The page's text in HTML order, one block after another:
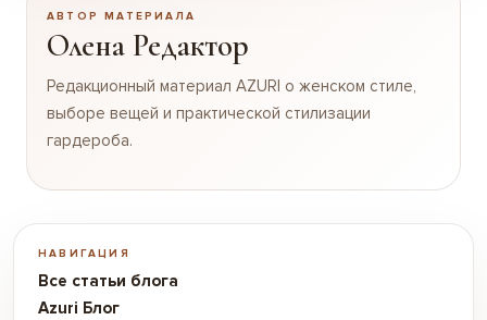
АВТОР МАТЕРИАЛА
Олена Редактор
Редакционный материал AZURI о женском стиле,
выборе вещей и практической стилизации
гардероба.
НАВИГАЦИЯ
Все статьи блога
Azuri Блог